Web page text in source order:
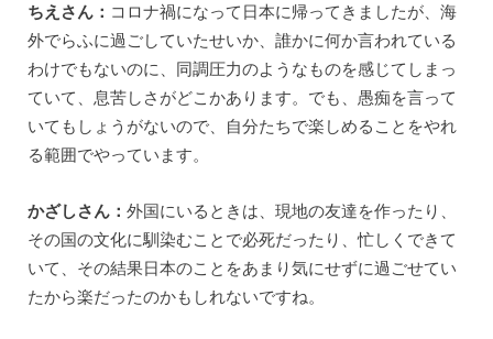
ちえさん： コロナ禍になって日本に帰ってきましたが、海
外でらふに過ごしていたせいか、誰かに何か言われている
わけでもないのに、同調圧力のようなものを感じてしまっ
ていて、息苦しさがどこかあります。でも、愚痴を言って
いてもしょうがないので、自分たちで楽しめることをやれ
る範囲でやっています。
かざしさん： 外国にいるときは、現地の友達を作ったり、
その国の文化に馴染むことで必死だったり、忙しくできて
いて、その結果日本のことをあまり気にせずに過ごせてい
たから楽だったのかもしれないですね。